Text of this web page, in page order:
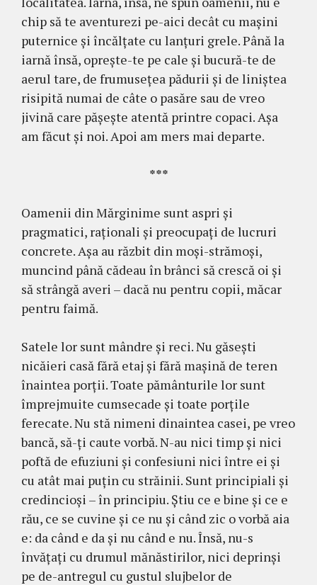
chip să te aventurezi pe-aici decât cu maşini
puternice şi încălţate cu lanţuri grele. Până la
iarnă însă, opreşte-te pe cale şi bucură-te de
aerul tare, de frumuseţea pădurii şi de liniştea
risipită numai de câte o pasăre sau de vreo
jivină care păşeşte atentă printre copaci. Aşa
am făcut şi noi. Apoi am mers mai departe.
***
Oamenii din Mărginime sunt aspri şi
pragmatici, raţionali şi preocupaţi de lucruri
concrete. Aşa au răzbit din moşi-strămoşi,
muncind până cădeau în brânci să crescă oi şi
să strângă averi – dacă nu pentru copii, măcar
pentru faimă.
Satele lor sunt mândre şi reci. Nu găseşti
nicăieri casă fără etaj şi fără maşină de teren
înaintea porţii. Toate pământurile lor sunt
împrejmuite cumsecade şi toate porţile
ferecate. Nu stă nimeni dinaintea casei, pe vreo
bancă, să-ţi caute vorbă. N-au nici timp şi nici
poftă de efuziuni şi confesiuni nici între ei şi
cu atât mai puţin cu străinii. Sunt principiali şi
credincioşi – în principiu. Ştiu ce e bine şi ce e
rău, ce se cuvine şi ce nu şi când zic o vorbă aia
e: da când e da şi nu când e nu. Însă, nu-s
învăţaţi cu drumul mănăstirilor, nici deprinşi
pe de-antregul cu gustul slujbelor de